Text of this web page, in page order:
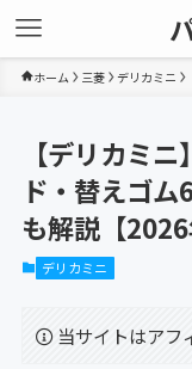
ホーム 三菱 デリカミニ
【デリカミ
ド・替えゴ
も解説【2026
デリカミニ
当サイトはアフ